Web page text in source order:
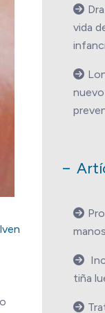
vida
manos
tiña